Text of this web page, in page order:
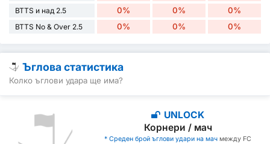
BTTS и над 2.5 0% 0% 0%
BTTS No & Over 2.5 0% 0% 0%
Ъглова статистика
Колко ъглови удара ще има?
UNLOCK
Корнери / мач
* Среден брой ъглови удари на мач между FC